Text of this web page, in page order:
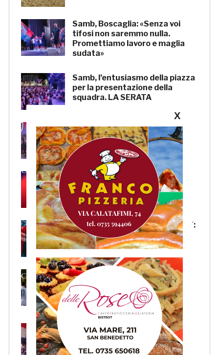
Samb, Boscaglia: «Senza voi
tifosi non saremmo nulla.
Promettiamo lavoro e maglia
sudata»
Samb, l’entusiasmo della piazza
per la presentazione della
squadra. LA SERATA
Samb, Massi: «State vicini alla
squadra. Stiamo lavorando per
crescere»
Samb, Lorenzo Sgarbi è
ufficiale: l’attaccante arriva in
prestito dal Napoli
Samb, la maglia Home 2026/27:
«Il sale sulla pelle, l’ardore negli
occhi»
Primavera 4, il calendario della
Samb: Folgore Caratese
all’esordio, prima trasferta a
Forlì
Samb, su il sipario: stasera la
presentazione della squadra in
piazza Giorgini
X